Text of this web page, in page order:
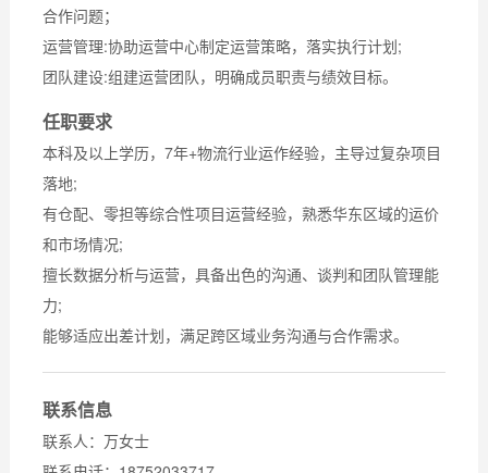
合作问题；
运营管理:协助运营中心制定运营策略，落实执行计划;
团队建设:组建运营团队，明确成员职责与绩效目标。
任职要求
本科及以上学历，7年+物流行业运作经验，主导过复杂项目
落地;
有仓配、零担等综合性项目运营经验，熟悉华东区域的运价
和市场情况;
擅长数据分析与运营，具备出色的沟通、谈判和团队管理能
力;
能够适应出差计划，满足跨区域业务沟通与合作需求。
联系信息
联系人：万女士